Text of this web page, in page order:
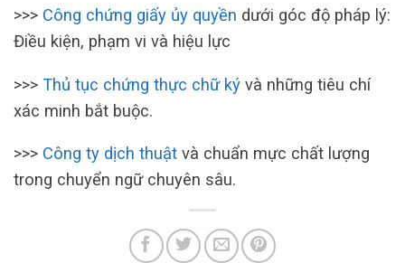
>>> Công chứng giấy ủy quyền dưới góc độ pháp lý:
Điều kiện, phạm vi và hiệu lực
>>> Thủ tục chứng thực chữ ký và những tiêu chí
xác minh bắt buộc.
>>> Công ty dịch thuật và chuẩn mực chất lượng
trong chuyển ngữ chuyên sâu.